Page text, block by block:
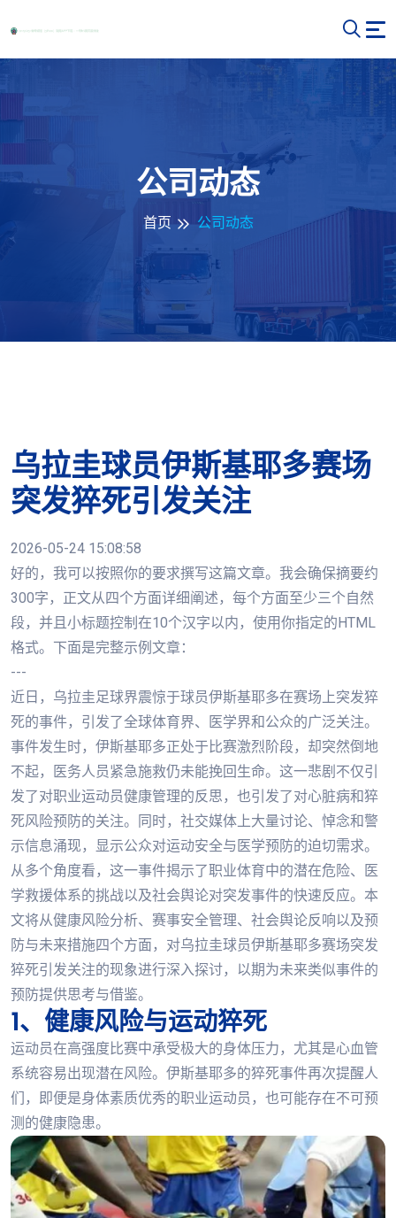
公司动态
首页 公司动态
乌拉圭球员伊斯基耶多赛场
突发猝死引发关注
2026-05-24 15:08:58
好的，我可以按照你的要求撰写这篇文章。我会确保摘要约
300字，正文从四个方面详细阐述，每个方面至少三个自然
段，并且小标题控制在10个汉字以内，使用你指定的HTML
格式。下面是完整示例文章：
---
近日，乌拉圭足球界震惊于球员伊斯基耶多在赛场上突发猝
死的事件，引发了全球体育界、医学界和公众的广泛关注。
事件发生时，伊斯基耶多正处于比赛激烈阶段，却突然倒地
不起，医务人员紧急施救仍未能挽回生命。这一悲剧不仅引
发了对职业运动员健康管理的反思，也引发了对心脏病和猝
死风险预防的关注。同时，社交媒体上大量讨论、悼念和警
示信息涌现，显示公众对运动安全与医学预防的迫切需求。
从多个角度看，这一事件揭示了职业体育中的潜在危险、医
学救援体系的挑战以及社会舆论对突发事件的快速反应。本
文将从健康风险分析、赛事安全管理、社会舆论反响以及预
防与未来措施四个方面，对乌拉圭球员伊斯基耶多赛场突发
猝死引发关注的现象进行深入探讨，以期为未来类似事件的
预防提供思考与借鉴。
1、健康风险与运动猝死
运动员在高强度比赛中承受极大的身体压力，尤其是心血管
系统容易出现潜在风险。伊斯基耶多的猝死事件再次提醒人
们，即便是身体素质优秀的职业运动员，也可能存在不可预
测的健康隐患。